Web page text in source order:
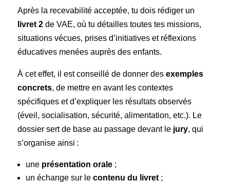
Après la recevabilité acceptée, tu dois rédiger un
livret 2de VAE, où tu détailles toutes tes missions,
situations vécues, prises d’initiatives et réflexions
éducatives menées auprès des enfants.
À cet effet, il est conseillé de donner des exemples
concrets, de mettre en avant les contextes
spécifiques et d’expliquer les résultats observés
(éveil, socialisation, sécurité, alimentation, etc.). Le
dossier sert de base au passage devant le jury, qui
s’organise ainsi :
une présentation orale;
un échange sur le contenu du livret;